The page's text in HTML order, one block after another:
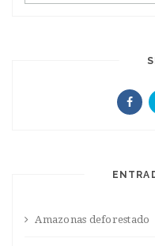
Amazonas deforestado